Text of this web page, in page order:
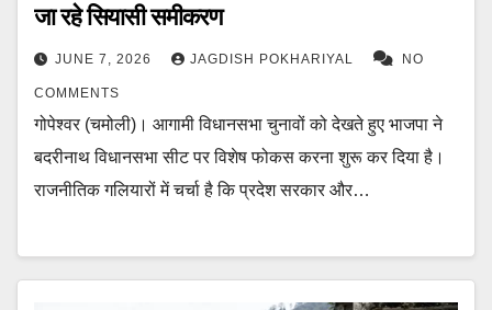
जा रहे सियासी समीकरण
JUNE 7, 2026 JAGDISH POKHARIYAL NO
COMMENTS
गोपेश्वर (चमोली)। आगामी विधानसभा चुनावों को देखते हुए भाजपा ने
बदरीनाथ विधानसभा सीट पर विशेष फोकस करना शुरू कर दिया है।
राजनीतिक गलियारों में चर्चा है कि प्रदेश सरकार और…